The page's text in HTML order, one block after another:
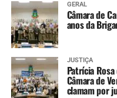
GERAL
Câmara de
anos da
JUSTIÇA
Patrícia
Câmara de
clamam por